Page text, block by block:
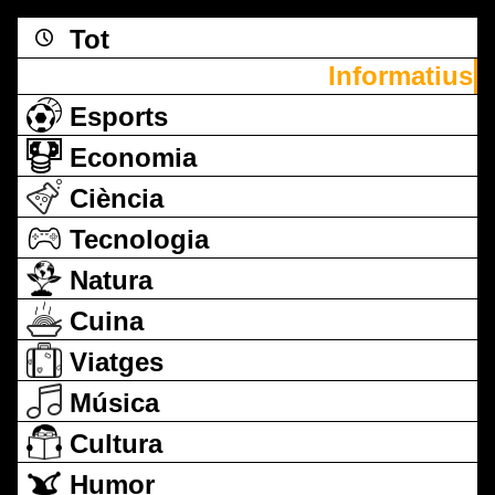
Tot
Informatius
Esports
Economia
Ciència
Tecnologia
Natura
Cuina
Viatges
Música
Cultura
Humor